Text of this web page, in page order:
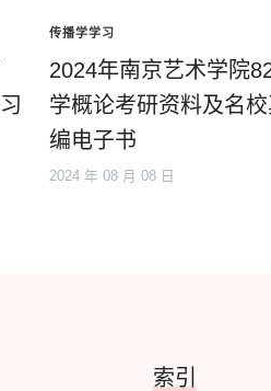
传播学学习
2024年南京艺术学院
学概论考研资料及名校
编电子书
2024 年 08 月 08 日
索引